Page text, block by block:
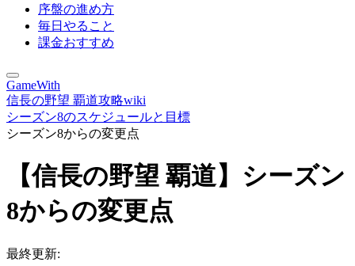
序盤の進め方
毎日やること
課金おすすめ
GameWith
信長の野望 覇道攻略wiki
シーズン8のスケジュールと目標
シーズン8からの変更点
【信長の野望 覇道】シーズン
8からの変更点
最終更新: